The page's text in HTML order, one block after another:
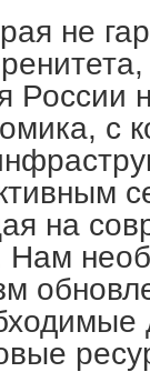
не
России
с
на
Нам